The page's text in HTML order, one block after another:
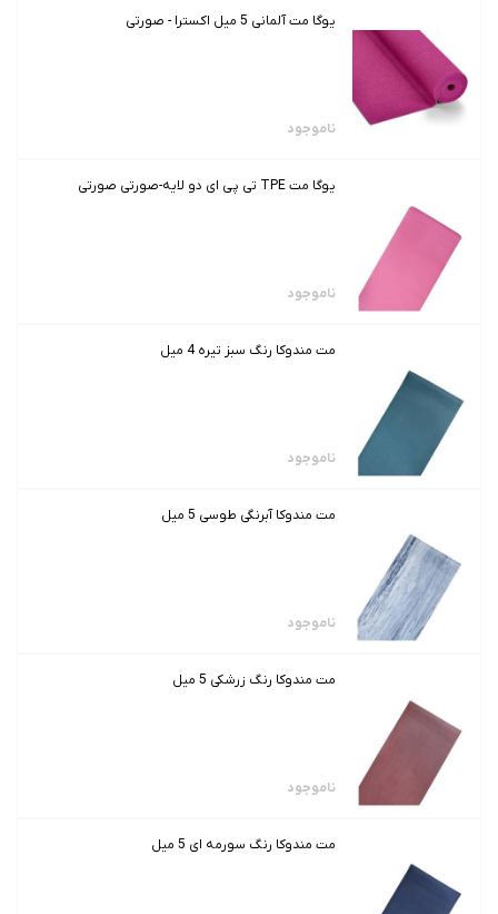
یوگا مت آلمانی 5 میل اکسترا - صورتی
ناموجود
یوگا مت TPE تی پی ای دو لایه-صورتی صورتی
ناموجود
مت مندوکا رنگ سبز تیره 4 میل
ناموجود
مت مندوکا آبرنگی طوسی 5 میل
ناموجود
مت مندوکا رنگ زرشکی 5 میل
ناموجود
مت مندوکا رنگ سورمه ای 5 میل